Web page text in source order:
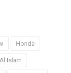
Honda
Al Islam